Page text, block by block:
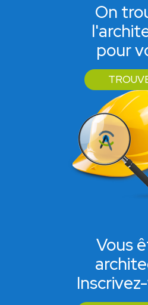
On
pour
Vous